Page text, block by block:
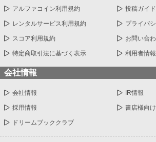
アルファコイン利用規約 投稿ガイ
レンタルサービス利用規約 プライバ
スコア利用規約 お問い合
特定商取引法に基づく表示 利用者情
会社情報
会社情報 IR情報
採用情報 書店様向け
ドリームブッククラブ